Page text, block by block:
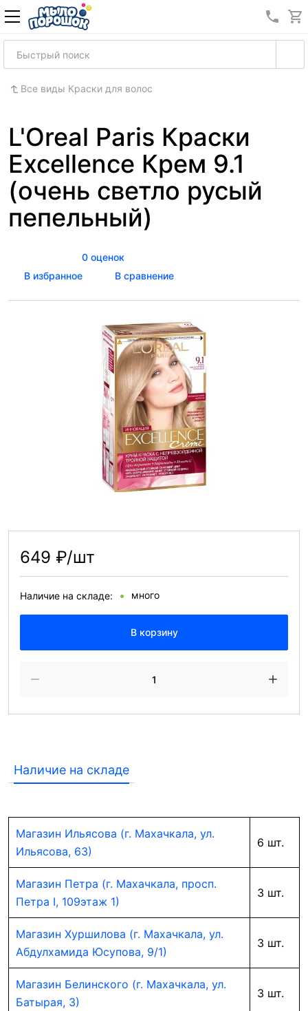
8
Все виды Краски для волос
L'Oreal Paris Краски
Excellence Крем 9.1
(очень светло русый
пепельный)
0 оценок
В избранное
В сравнение
649 ₽/шт
Наличие на складе: много
В корзину
Наличие на складе
Магазин Ильясова (г. Махачкала, ул.
Ильясова, 63)
6 шт.
Магазин Петра (г. Махачкала, просп.
Петра I, 109этаж 1)
3 шт.
Магазин Хуршилова (г. Махачкала, ул.
Абдулхамида Юсупова, 9/1)
3 шт.
Магазин Белинского (г. Махачкала, ул.
Батырая, 3)
3 шт.